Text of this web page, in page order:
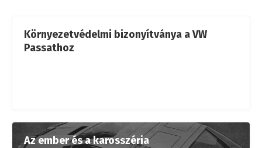
Környezetvédelmi bizonyítványa a VW
Passathoz
Az ember és a karosszéria